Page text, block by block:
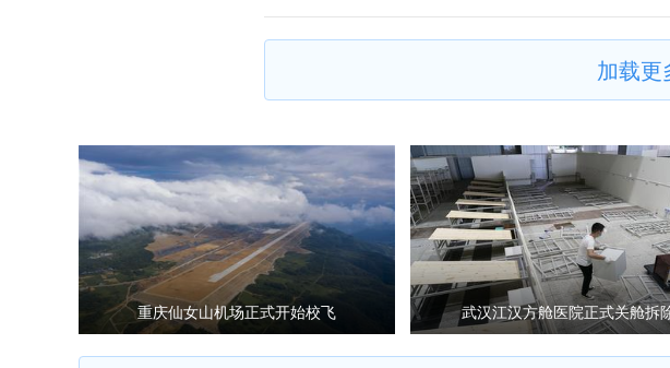
加载更
重庆仙女山机场正式开始校飞 武汉江汉方舱医院正式关舱拆